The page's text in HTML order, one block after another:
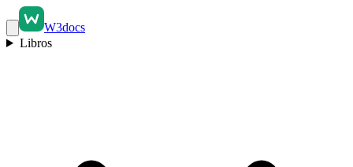
W3docs
Libros